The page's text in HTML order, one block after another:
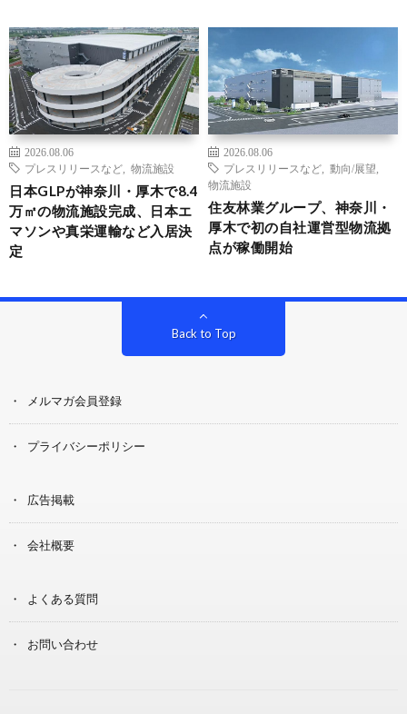
2026.08.06
プレスリリースなど
物流施設
日本GLPが神奈川・厚木で8.4
万㎡の物流施設完成、日本エ
マソンや真栄運輸など入居決
定
2026.08.06
プレスリリースなど
動向/展望
物流施設
住友林業グループ、神奈川・
厚木で初の自社運営型物流拠
点が稼働開始
Back to Top
メルマガ会員登録
プライバシーポリシー
広告掲載
会社概要
よくある質問
お問い合わせ